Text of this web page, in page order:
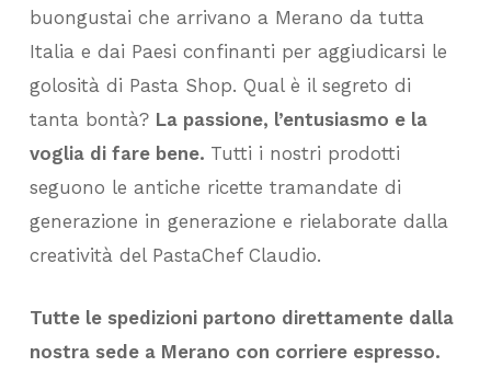
buongustai che arrivano a Merano da tutta
Italia e dai Paesi confinanti per aggiudicarsi le
golosità di Pasta Shop. Qual è il segreto di
tanta bontà? La passione, l’entusiasmo e la
voglia di fare bene. Tutti i nostri prodotti
seguono le antiche ricette tramandate di
generazione in generazione e rielaborate dalla
creatività del PastaChef Claudio.
Tutte le spedizioni partono direttamente dalla
nostra sede a Merano con corriere espresso.